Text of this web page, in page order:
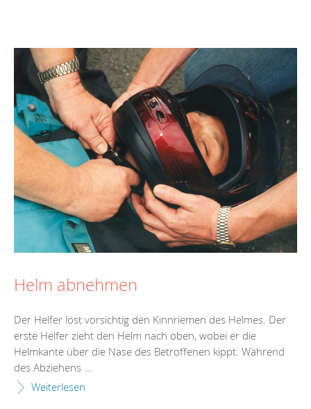
Helm abnehmen
Der Helfer löst vorsichtig den Kinnriemen des Helmes. Der
erste Helfer zieht den Helm nach oben, wobei er die
Helmkante über die Nase des Betroffenen kippt. Während
des Abziehens ...
Weiterlesen